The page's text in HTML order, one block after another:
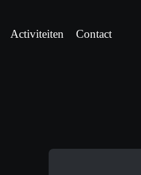
Activiteiten Contact